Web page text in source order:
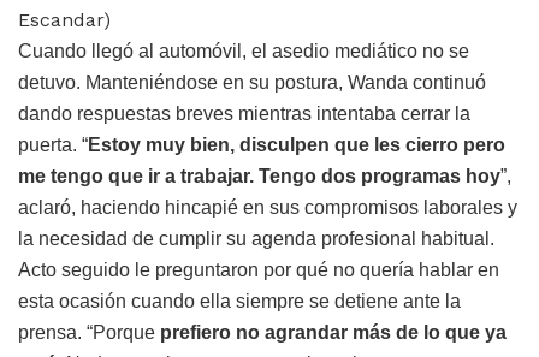
Escandar)
Cuando llegó al automóvil, el asedio mediático no se
detuvo. Manteniéndose en su postura, Wanda continuó
dando respuestas breves mientras intentaba cerrar la
puerta. “Estoy muy bien, disculpen que les cierro pero
me tengo que ir a trabajar. Tengo dos programas hoy”,
aclaró, haciendo hincapié en sus compromisos laborales y
la necesidad de cumplir su agenda profesional habitual.
Acto seguido le preguntaron por qué no quería hablar en
esta ocasión cuando ella siempre se detiene ante la
prensa. “Porque prefiero no agrandar más de lo que ya